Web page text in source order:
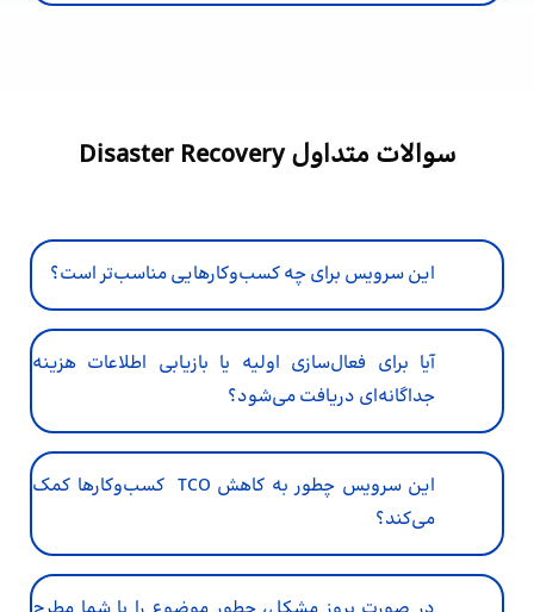
سوالات متداول Disaster Recovery
این سرویس برای چه کسب‌وکارهایی مناسب‌تر است؟
آیا برای فعال‌سازی اولیه یا بازیابی اطلاعات هزینه
جداگانه‌ای دریافت می‌شود؟
این سرویس چطور به کاهش TCO کسب‌وکارها کمک
می‌کند؟